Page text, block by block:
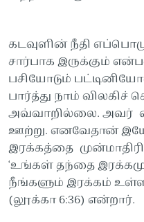
கடவுளின் நீதி
சார்பாக இருக்கும்
பசியோடும்
பார்த்து நாம் விலகிச்
அவ்வாறில்லை. அவர்
ஊற்று. எனவேதான்
இரக்கத்தை
‘உங்கள் தந்தை
நீங்களும் இரக்கம்
(லூக்கா 6:36) என்றார்.